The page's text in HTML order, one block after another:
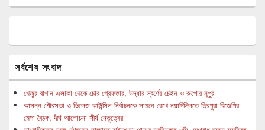
সর্বশেষ সংবাদ
খেজুর বাগান এলাকা থেকে চোর গ্রেফতার, উদ্ধার স্বর্ণের চেইন ও রুপোর নূপুর
আসন্ন পৌরসভা ও ভিলেজ কাউন্সিল নির্বাচনকে সামনে রেখে নয়াদিল্লিতে ত্রিপুরা বিজেপির
মেগা বৈঠক, দীর্ঘ আলোচনা শীর্ষ নেতৃত্বের